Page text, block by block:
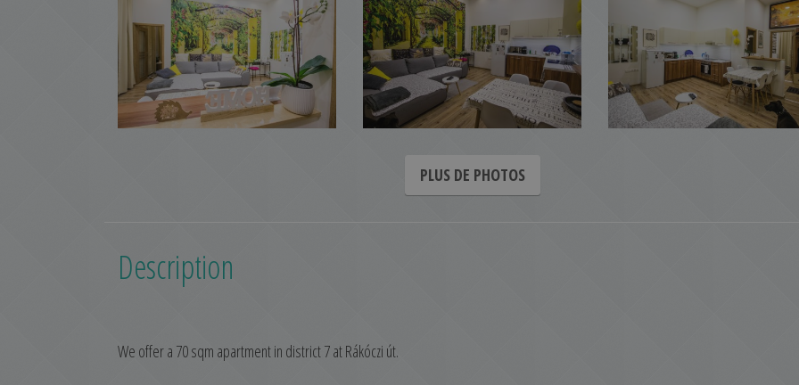
PLUS DE PHOTOS
Description
We offer a 70 sqm apartment in district 7 at Rákóczi út.